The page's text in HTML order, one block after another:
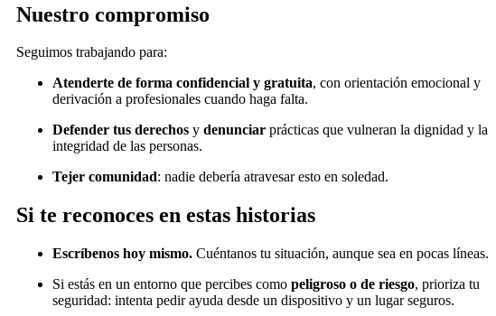
Nuestro compromiso
Seguimos trabajando para:
Atenderte de forma confidencial y gratuita, con orientación emocional y
derivación a profesionales cuando haga falta.
Defender tus derechos y denunciar prácticas que vulneran la dignidad y la
integridad de las personas.
Tejer comunidad: nadie debería atravesar esto en soledad.
Si te reconoces en estas historias
Escríbenos hoy mismo. Cuéntanos tu situación, aunque sea en pocas líneas.
Si estás en un entorno que percibes como peligroso o de riesgo, prioriza tu
seguridad: intenta pedir ayuda desde un dispositivo y un lugar seguros.